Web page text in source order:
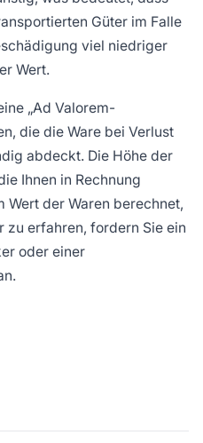
Güter im Falle
viel niedriger
Wert.
„Ad Valorem-
die die Ware bei Verlust
abdeckt. Die Höhe der
Ihnen in Rechnung
der Waren berechnet,
zu erfahren, fordern Sie ein
oder einer